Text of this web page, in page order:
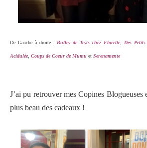
De Gauche à droite :Bulles de Tests chez Florette, Des
Acidulée, Coups de Coeur de Mumu et Serenamente
J’ai pu retrouver mes Copines Blogueuses
plus beau des cadeaux !